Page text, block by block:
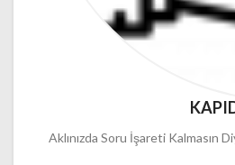
Aklınızda Soru İşareti Kalmasın